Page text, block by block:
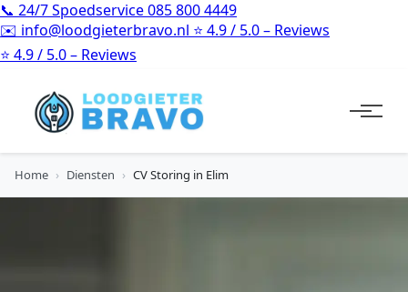
📞 24/7 Spoedservice085 800 4449
✉️ info@loodgieterbravo.nl ⭐ 4.9 / 5.0 – Reviews
⭐ 4.9 / 5.0 – Reviews
Home › Diensten › CV Storing in Elim